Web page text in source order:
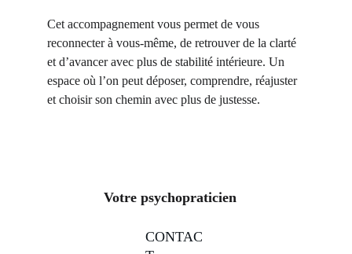
Cet accompagnement vous permet de vous
reconnecter à vous‑même, de retrouver de la clarté
et d’avancer avec plus de stabilité intérieure. Un
espace où l’on peut déposer, comprendre, réajuster
et choisir son chemin avec plus de justesse.
Votre psychopraticien
CONTAC